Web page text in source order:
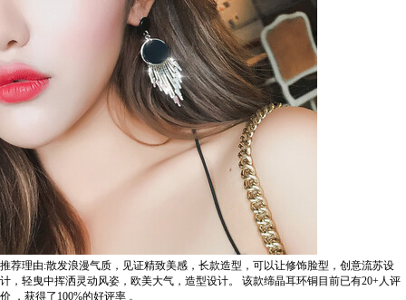
推荐理由:散发浪漫气质，见证精致美感，长款造型，可以让修饰脸型，创意流苏设
计，轻曳中挥洒灵动风姿，欧美大气，造型设计。
该款缔晶耳环铜目前已有20+人评
价 ，获得了100%的好评率 。